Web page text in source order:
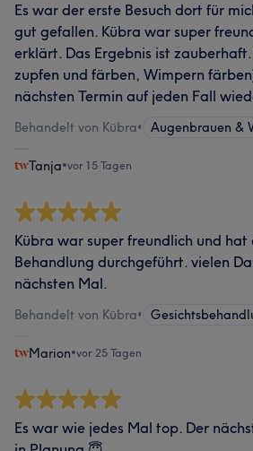
Es war der erste Besuch dort für
gut gefallen. Kübra war super
erklärt. Das Ergebnis ist
zupfen und färben, Wimpern
nächsten Termin auf jeden Fall
Behandelt von Kübra• Augenbrauen &
Tanja•vor 15 Tagen
Kübra war super freundlich und hat
Behandlung durchgeführt. vielen
nächsten Mal.
Behandelt von Kübra•
Marion•vor 25 Tagen
Es war wie jedes Mal top. Der